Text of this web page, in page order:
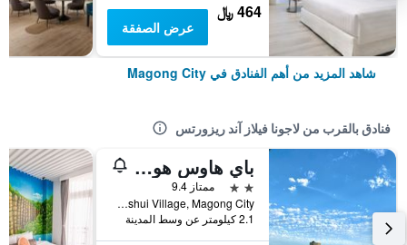
464 ﷼
عرض الصفقة
شاهد المزيد من أهم الفنادق في Magong City
فنادق بالقرب من لاجونا فيلاز آند ريزورتس
باي هاوس هوستل بينجهو
2 نجمتين
ممتاز 9.4
No.17-26 Shanshui Village, Magong City, تايوان
2.1 كيلومتر عن وسط المدينة